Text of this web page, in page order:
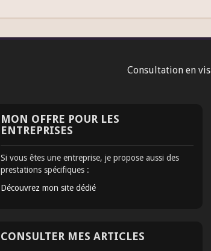
Consultation en
MON OFFRE POUR LES
ENTREPRISES
Si vous êtes une entreprise, je propose aussi des
prestations spécifiques :
Découvrez mon site dédié
CONSULTER MES ARTICLES